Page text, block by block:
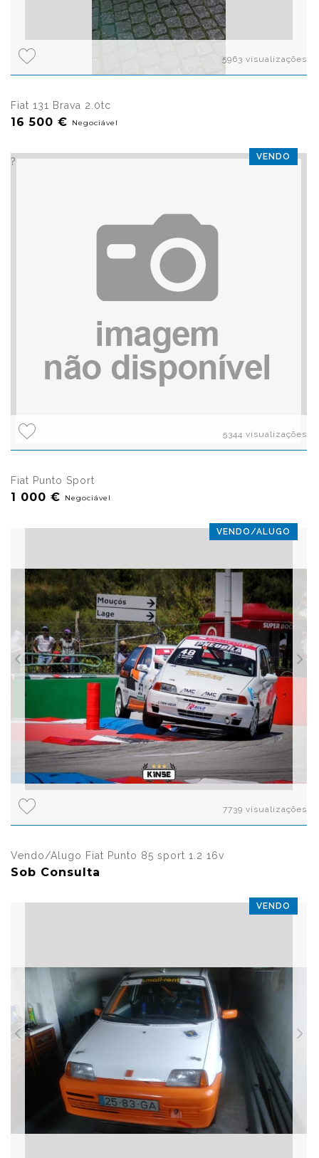
5963 visualizações
Fiat 131 Brava 2.0tc
16 500 € Negociável
VENDO
?>
5344 visualizações
Fiat Punto Sport
1 000 € Negociável
VENDO/ALUGO
7739 visualizações
Vendo/Alugo Fiat Punto 85 sport 1.2 16v
Sob Consulta
VENDO